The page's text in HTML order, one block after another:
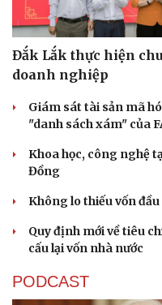
Đắk Lắk thực hiện
doanh nghiệp
Giám sát tài sản mã
"danh sách xám" của
Khoa học, công nghệ
Đồng
Không lo thiếu vốn
Quy định mới về tiêu
cấu lại vốn nhà nước
PODCAST